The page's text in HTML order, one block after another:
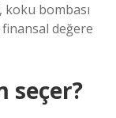
bombası
finansal değere
seçer?